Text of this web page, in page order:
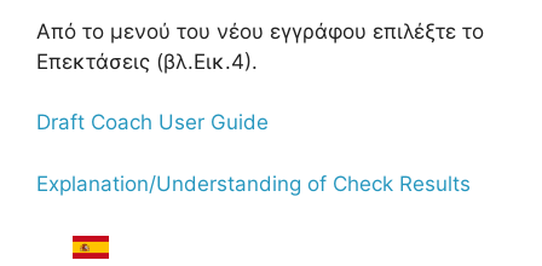
Από το μενού του νέου εγγράφου επιλέξτε το
Επεκτάσεις (βλ.Εικ.4).
Draft Coach User Guide
Explanation/Understanding of Check Results